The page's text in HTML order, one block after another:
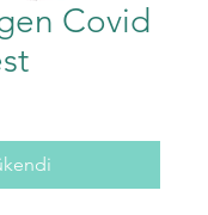
Covid